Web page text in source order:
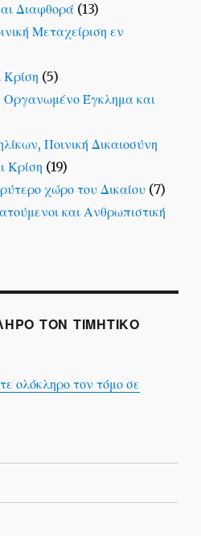
Διαφθορά(13)
Μεταχείριση εν
Κρίση (5)
Οργανωμένο Έγκλημα και
Ποινική Δικαιοσύνη
Κρίση (19)
χώρο του Δικαίου(7)
και Ανθρωπιστική
ΤΟΝ ΤΙΜΗΤΙΚΟ
ολόκληρο τον τόμο σε